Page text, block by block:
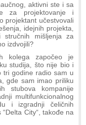
aktivni ste i sa
za projektovanje i
projektant učestvovali
idejnih projekta,
stručnih mišljenja za
izdvojili?
kolega započeo je
studija, što nije bio i
tri godine radio sam u
gde sam imao priliku
stubova kompanije
multifunkcionalnog
i izgradnji čeličnih
City“, takođe na